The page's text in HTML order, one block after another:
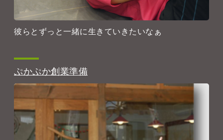
彼らとずっと一緒に生きていきたいなぁ
ぷかぷか創業準備